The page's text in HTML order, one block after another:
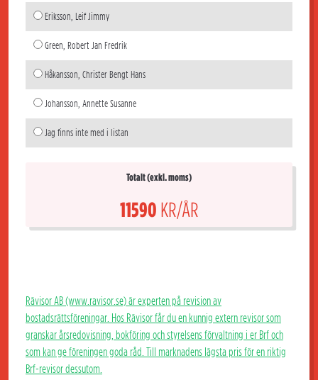
Eriksson, Leif Jimmy
Green, Robert Jan Fredrik
Håkansson, Christer Bengt Hans
Johansson, Annette Susanne
Jag finns inte med i listan
Totalt (exkl. moms)
11590 KR/ÅR
Rävisor AB (www.ravisor.se) är experten på revision av
bostadsrättsföreningar. Hos Rävisor får du en kunnig extern revisor som
granskar årsredovisning, bokföring och styrelsens förvaltning i er Brf och
som kan ge föreningen goda råd. Till marknadens lägsta pris för en riktig
Brf-revisor dessutom.